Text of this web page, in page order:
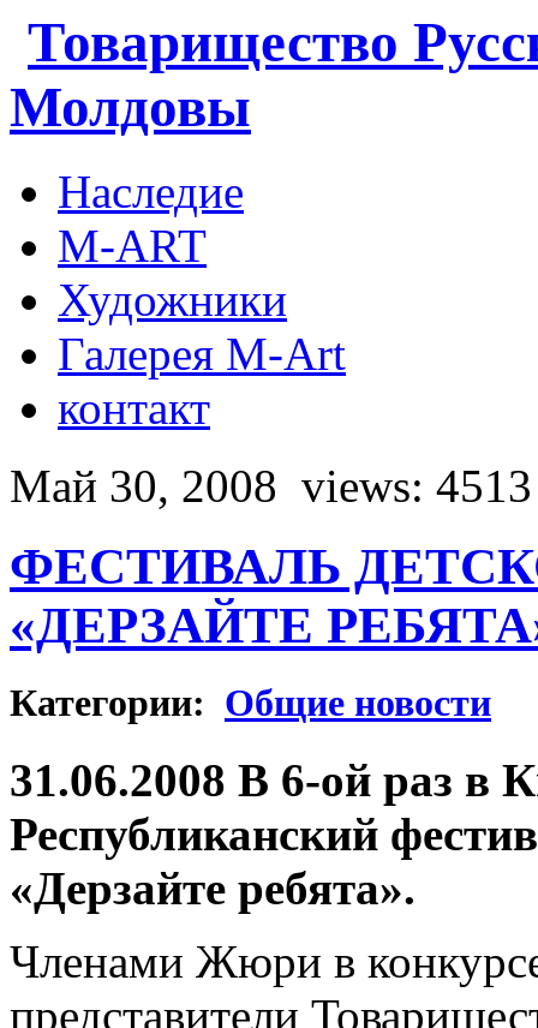
Товарищество
Молдовы
Наследие
M-ART
Художники
Галерея M-Art
контакт
Май 30, 2008 views: 4513
ФЕСТИВАЛЬ
«ДЕРЗАЙТЕ
Категории: Общие новости
31.06.2008 В 6-ой раз в
Республиканский
«Дерзайте ребята».
Членами Жюри в
представители